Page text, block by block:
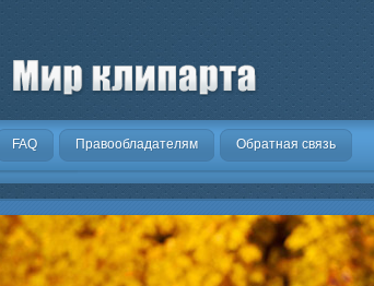
FAQ Правообладателям Обратная связь